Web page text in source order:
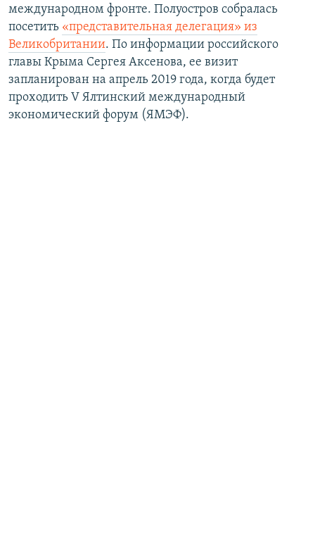
международном фронте. Полуостров собралась
посетить «представительная делегация» из
Великобритании. По информации российского
главы Крыма Сергея Аксенова, ее визит
запланирован на апрель 2019 года, когда будет
проходить V Ялтинский международный
экономический форум (ЯМЭФ).